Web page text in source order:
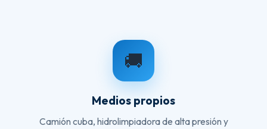
🚚
Medios propios
Camión cuba, hidrolimpiadora de alta presión y